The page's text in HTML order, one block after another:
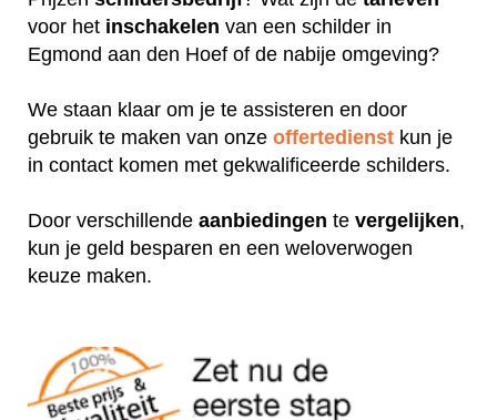
voor het inschakelen van een schilder in
Egmond aan den Hoef of de nabije omgeving?
We staan klaar om je te assisteren en door
gebruik te maken van onze offertedienst kun je
in contact komen met gekwalificeerde schilders.
Door verschillende aanbiedingen te vergelijken,
kun je geld besparen en een weloverwogen
keuze maken.